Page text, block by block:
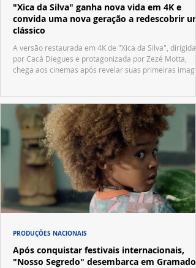
"Xica da Silva" ganha nova vida em 4K e
convida uma nova geração a redescobrir um
clássico
A versão restaurada em 4K de "Xica da Silva", dirigida
por Cacá Diegues e protagonizada por Zezé Motta,
chega aos cinemas após revelar suas primeiras
Após conquistar festivais internacionais,
"Nosso Segredo" desembarca em Gramado
PRODUÇÕES NACIONAIS